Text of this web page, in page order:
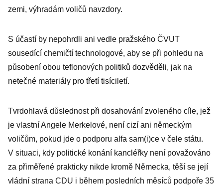
zemi, výhradám voličů navzdory.
S účastí by nepohrdli ani vedle pražského ČVUT
sousedící chemičtí technologové, aby se při pohledu na
působení obou teflonových politiků dozvěděli, jak na
netečné materiály pro třetí tisíciletí.
Tvrdohlavá důslednost při dosahování zvoleného cíle, jež
je vlastní Angele Merkelové, není cizí ani německým
voličům, pokud jde o podporu alfa sam(i)ce v čele státu.
V situaci, kdy politické konání kancléřky není považováno
za přiměřené prakticky nikde kromě Německa, těší se její
vládní strana CDU i během posledních měsíců podpoře 35